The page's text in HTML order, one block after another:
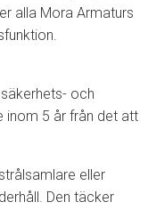
alla Mora Armaturs
och
inom 5 år från det att
eller
Den täcker